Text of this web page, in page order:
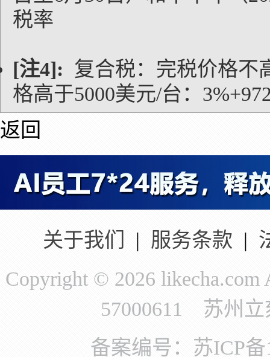
税率
[注4]: 复合税：完税价格不
格高于5000美元/台：
返回
关于我们 | 服务条款 |
Copyright © 2026 likecha.com
57000611 苏州立
备案编号：苏ICP备